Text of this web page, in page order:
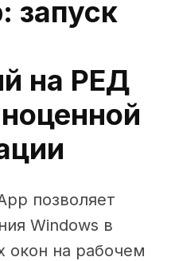
запуск
на РЕД
позволяет
Windows в
окон на рабочем